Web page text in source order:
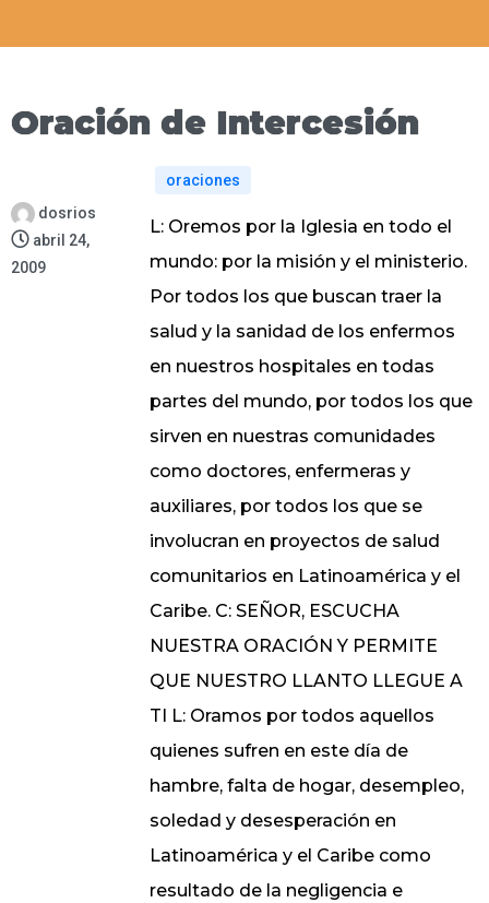
Oración de Intercesión
dosrios
abril 24,
2009
oraciones
L: Oremos por la Iglesia en todo el
mundo: por la misión y el ministerio.
Por todos los que buscan traer la
salud y la sanidad de los enfermos
en nuestros hospitales en todas
partes del mundo, por todos los que
sirven en nuestras comunidades
como doctores, enfermeras y
auxiliares, por todos los que se
involucran en proyectos de salud
comunitarios en Latinoamérica y el
Caribe. C: SEÑOR, ESCUCHA
NUESTRA ORACIÓN Y PERMITE
QUE NUESTRO LLANTO LLEGUE A
TI L: Oramos por todos aquellos
quienes sufren en este día de
hambre, falta de hogar, desempleo,
soledad y desesperación en
Latinoamérica y el Caribe como
resultado de la negligencia e